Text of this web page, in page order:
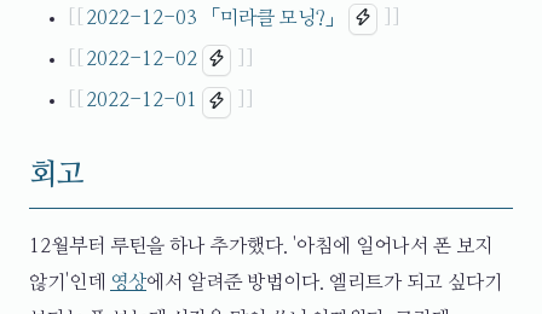
2022-12-03 「미라클 모닝?」
2022-12-02
2022-12-01
회고
12월부터 루틴을 하나 추가했다. '아침에 일어나서 폰 보지
않기'인데
영상에서 알려준 방법이다. 엘리트가 되고 싶다기